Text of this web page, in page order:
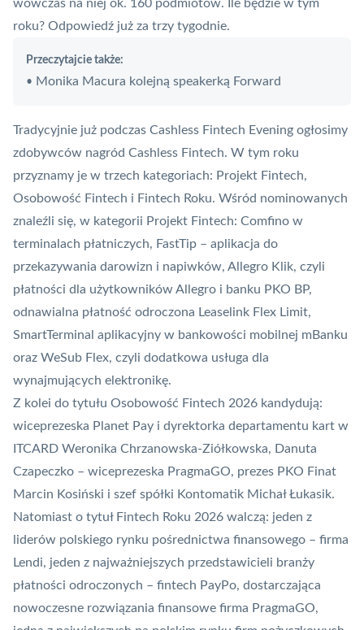
wówczas na niej ok. 160 podmiotów. Ile będzie w tym
roku? Odpowiedź już za trzy tygodnie.
Przeczytajcie także:
• Monika Macura kolejną speakerką Forward
Tradycyjnie już podczas Cashless Fintech Evening ogłosimy
zdobywców nagród Cashless Fintech. W tym roku
przyznamy je w trzech kategoriach: Projekt Fintech,
Osobowość Fintech i Fintech Roku. Wśród nominowanych
znaleźli się, w kategorii Projekt Fintech: Comfino w
terminalach płatniczych, FastTip – aplikacja do
przekazywania darowizn i napiwków, Allegro Klik, czyli
płatności dla użytkowników Allegro i banku PKO BP,
odnawialna płatność odroczona Leaselink Flex Limit,
SmartTerminal aplikacyjny w bankowości mobilnej mBanku
oraz WeSub Flex, czyli dodatkowa usługa dla
wynajmujących elektronikę.
Z kolei do tytułu Osobowość Fintech 2026 kandydują:
wiceprezeska Planet Pay i dyrektorka departamentu kart w
ITCARD Weronika Chrzanowska-Ziółkowska, Danuta
Czapeczko – wiceprezeska PragmaGO, prezes PKO Finat
Marcin Kosiński i szef spółki Kontomatik Michał Łukasik.
Natomiast o tytuł Fintech Roku 2026 walczą: jeden z
liderów polskiego rynku pośrednictwa finansowego – firma
Lendi, jeden z najważniejszych przedstawicieli branży
płatności odroczonych – fintech PayPo, dostarczająca
nowoczesne rozwiązania finansowe firma PragmaGO,